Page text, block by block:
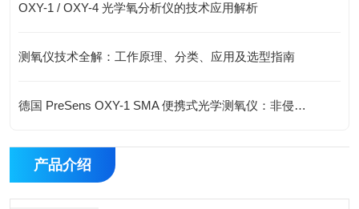
OXY-1 / OXY-4 光学氧分析仪的技术应用解析
测氧仪技术全解：工作原理、分类、应用及选型指南
德国 PreSens OXY-1 SMA 便携式光学测氧仪：非侵入式溶氧监测新方案
产品介绍